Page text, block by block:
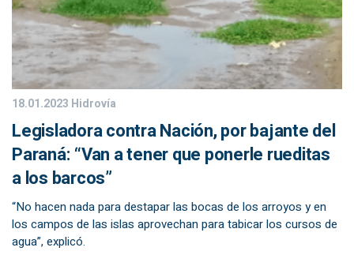
18.01.2023 Hidrovía
Legisladora contra Nación, por bajante del
Paraná: “Van a tener que ponerle rueditas
a los barcos”
“No hacen nada para destapar las bocas de los arroyos y en
los campos de las islas aprovechan para tabicar los cursos de
agua”, explicó.